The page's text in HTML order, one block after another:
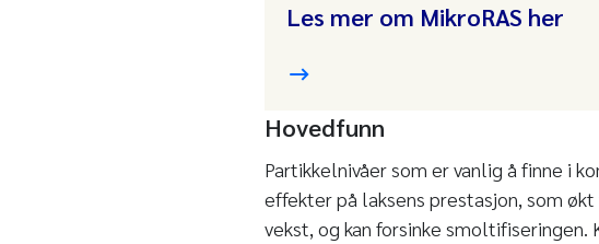
Les mer om MikroRAS her
Hovedfunn
Partikkelnivåer som er vanlig å finne i
effekter på laksens prestasjon, som
vekst, og kan forsinke smoltifiseringen.